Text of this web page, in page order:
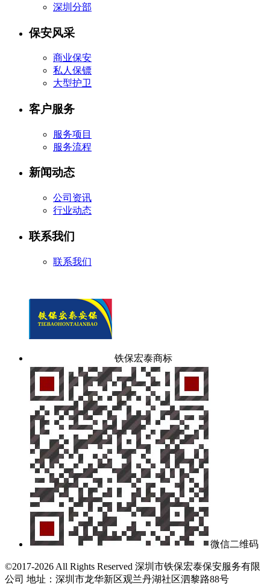
深圳分部
保安风采
商业保安
私人保镖
大型护卫
客户服务
服务项目
服务流程
新闻动态
公司资讯
行业动态
联系我们
联系我们
铁保宏泰商标
微信二维码
©2017-2026 All Rights Reserved 深圳市铁保宏泰保安服务有限
公司 地址：深圳市龙华新区观兰丹湖社区泗黎路88号